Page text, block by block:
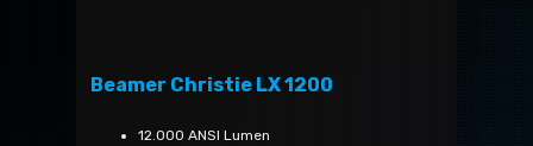
Beamer Christie LX 1200
12.000 ANSI Lumen